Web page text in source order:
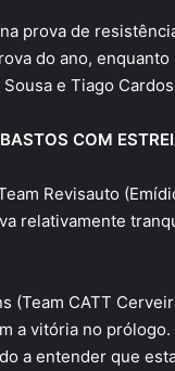
prova de
do ano,
e Tiago
COM
Revisauto
relativamente
(Team CATT
a vitória no
a entender que